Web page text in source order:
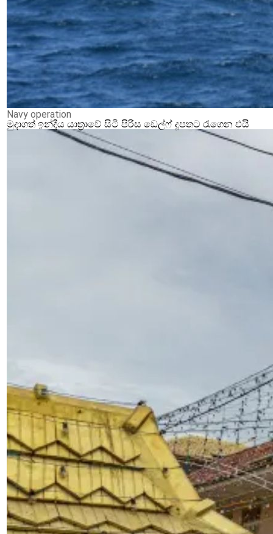
Navy operation
මුදාගත් ඉන්දීය යාත්‍රාවේ සිටි පිරිස ඩෙල්ෆ් දූපතට රැගෙන එයි